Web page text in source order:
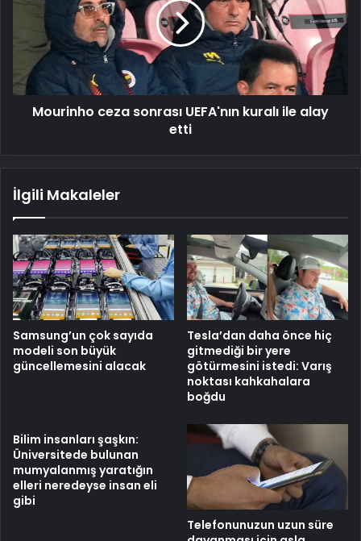
UEFA'nın
etti
Mourinho ceza sonrası UEFA'nın kuralı ile alay
etti
İlgili Makaleler
Samsung’un çok sayıda
modeli son büyük
güncellemesini alacak
Tesla’dan daha önce hiç
gitmediği bir yere
götürmesini istedi: Varış
noktası kahkahalara
boğdu
Bilim insanları şaşkın:
Üniversitede bulunan
mumyalanmış yaratığın
elleri neredeyse insan eli
gibi
Telefonunuzun uzun süre